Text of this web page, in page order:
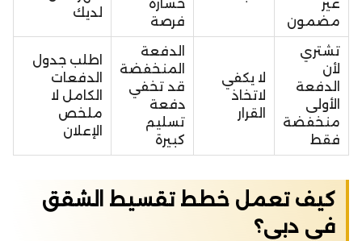
غير
مضمون
خسارة
فرصة
لديك
تشتري
لأن
الدفعة
الأولى
منخفضة
فقط
لا يكفي
لاتخاذ
القرار
الدفعة
المنخفضة
قد تخفي
دفعة
تسليم
كبيرة
اطلب جدول
الدفعات
الكامل لا
ملخص
الإعلان
كيف تعمل خطط تقسيط الشقق
في دبي؟